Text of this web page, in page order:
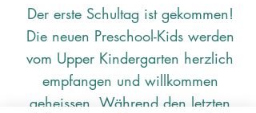
Der erste Schultag ist gekommen!
Die neuen Preschool-Kids werden
vom Upper Kindergarten herzlich
empfangen und willkommen
geheissen. Während den letzten